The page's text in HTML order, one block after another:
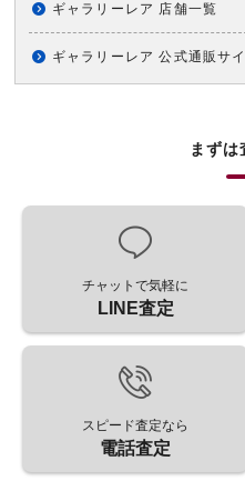
ギャラリーレア 店舗一覧
ギャラリーレア 公式通販サ
まずは
チャットで気軽に
LINE査定
スピード査定なら
電話査定